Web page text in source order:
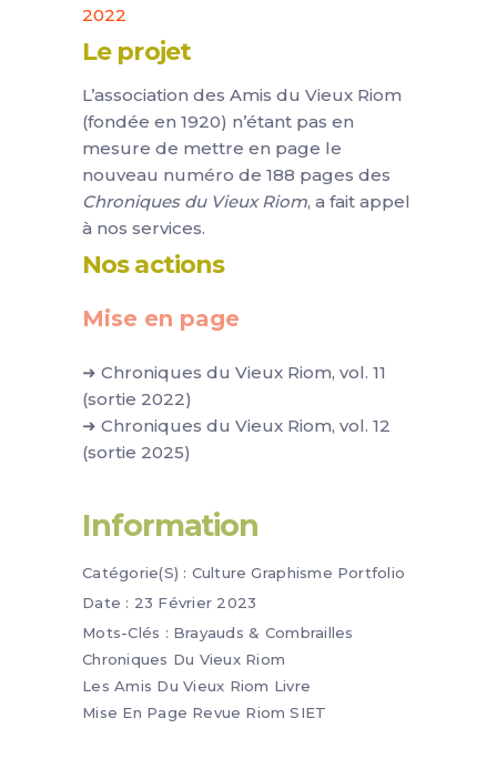
2022
Le projet
L’association des Amis du Vieux Riom
(fondée en 1920) n’étant pas en
mesure de mettre en page le
nouveau numéro de 188 pages des
Chroniques du Vieux Riom, a fait appel
à nos services.
Nos actions
Mise en page
➜ Chroniques du Vieux Riom, vol. 11
(sortie 2022)
➜ Chroniques du Vieux Riom, vol. 12
(sortie 2025)
Information
Catégorie(s) : Culture Graphisme Portfolio
Date : 23 Février 2023
Mots-Clés : Brayauds & Combrailles
Chroniques Du Vieux Riom
Les Amis Du Vieux Riom Livre
Mise En Page Revue Riom SIET